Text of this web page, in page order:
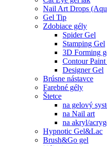
Nail Art Drops
Gel Tip
Zdobiace gély
Spider Gel
Stamping Gel
3D Forming
Contour Paint
Designer Gel
Brúsne nástavce
Farebné gély
Štetce
na gelový
na Nail art
na akryl/
Hypnotic Gel&Lac
Brush&Go gel